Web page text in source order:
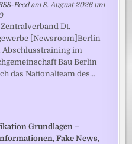
Feedam 8. August 2026 um
Zentralverband Dt.
[Newsroom]Berlin
Abschlusstraining im
Bau Berlin
das Nationalteam des...
Grundlagen –
Fake News,